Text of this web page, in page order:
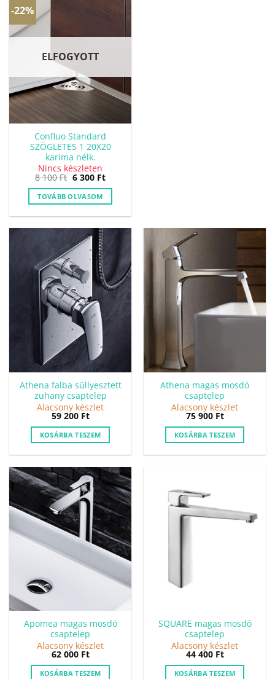
-22%
ELFOGYOTT
Confluo Standard
SZÖGLETES 1 20X20
karima nélk.
Nincs készleten
8 100Ft Original
price
was:
8
100 Ft.
6 300 FtCurrent
price
is:
300 Ft.
TOVÁBB OLVASOM
Athena falba süllyesztett
zuhany csaptelep
Alacsony készlet
59 200 Ft
KOSÁRBA TESZEM
Athena magas mosdó
csaptelep
Alacsony készlet
75 900 Ft
KOSÁRBA TESZEM
Apomea magas mosdó
csaptelep
Alacsony készlet
62 000 Ft
KOSÁRBA TESZEM
SQUARE magas mosdó
csaptelep
Alacsony készlet
44 400 Ft
KOSÁRBA TESZEM